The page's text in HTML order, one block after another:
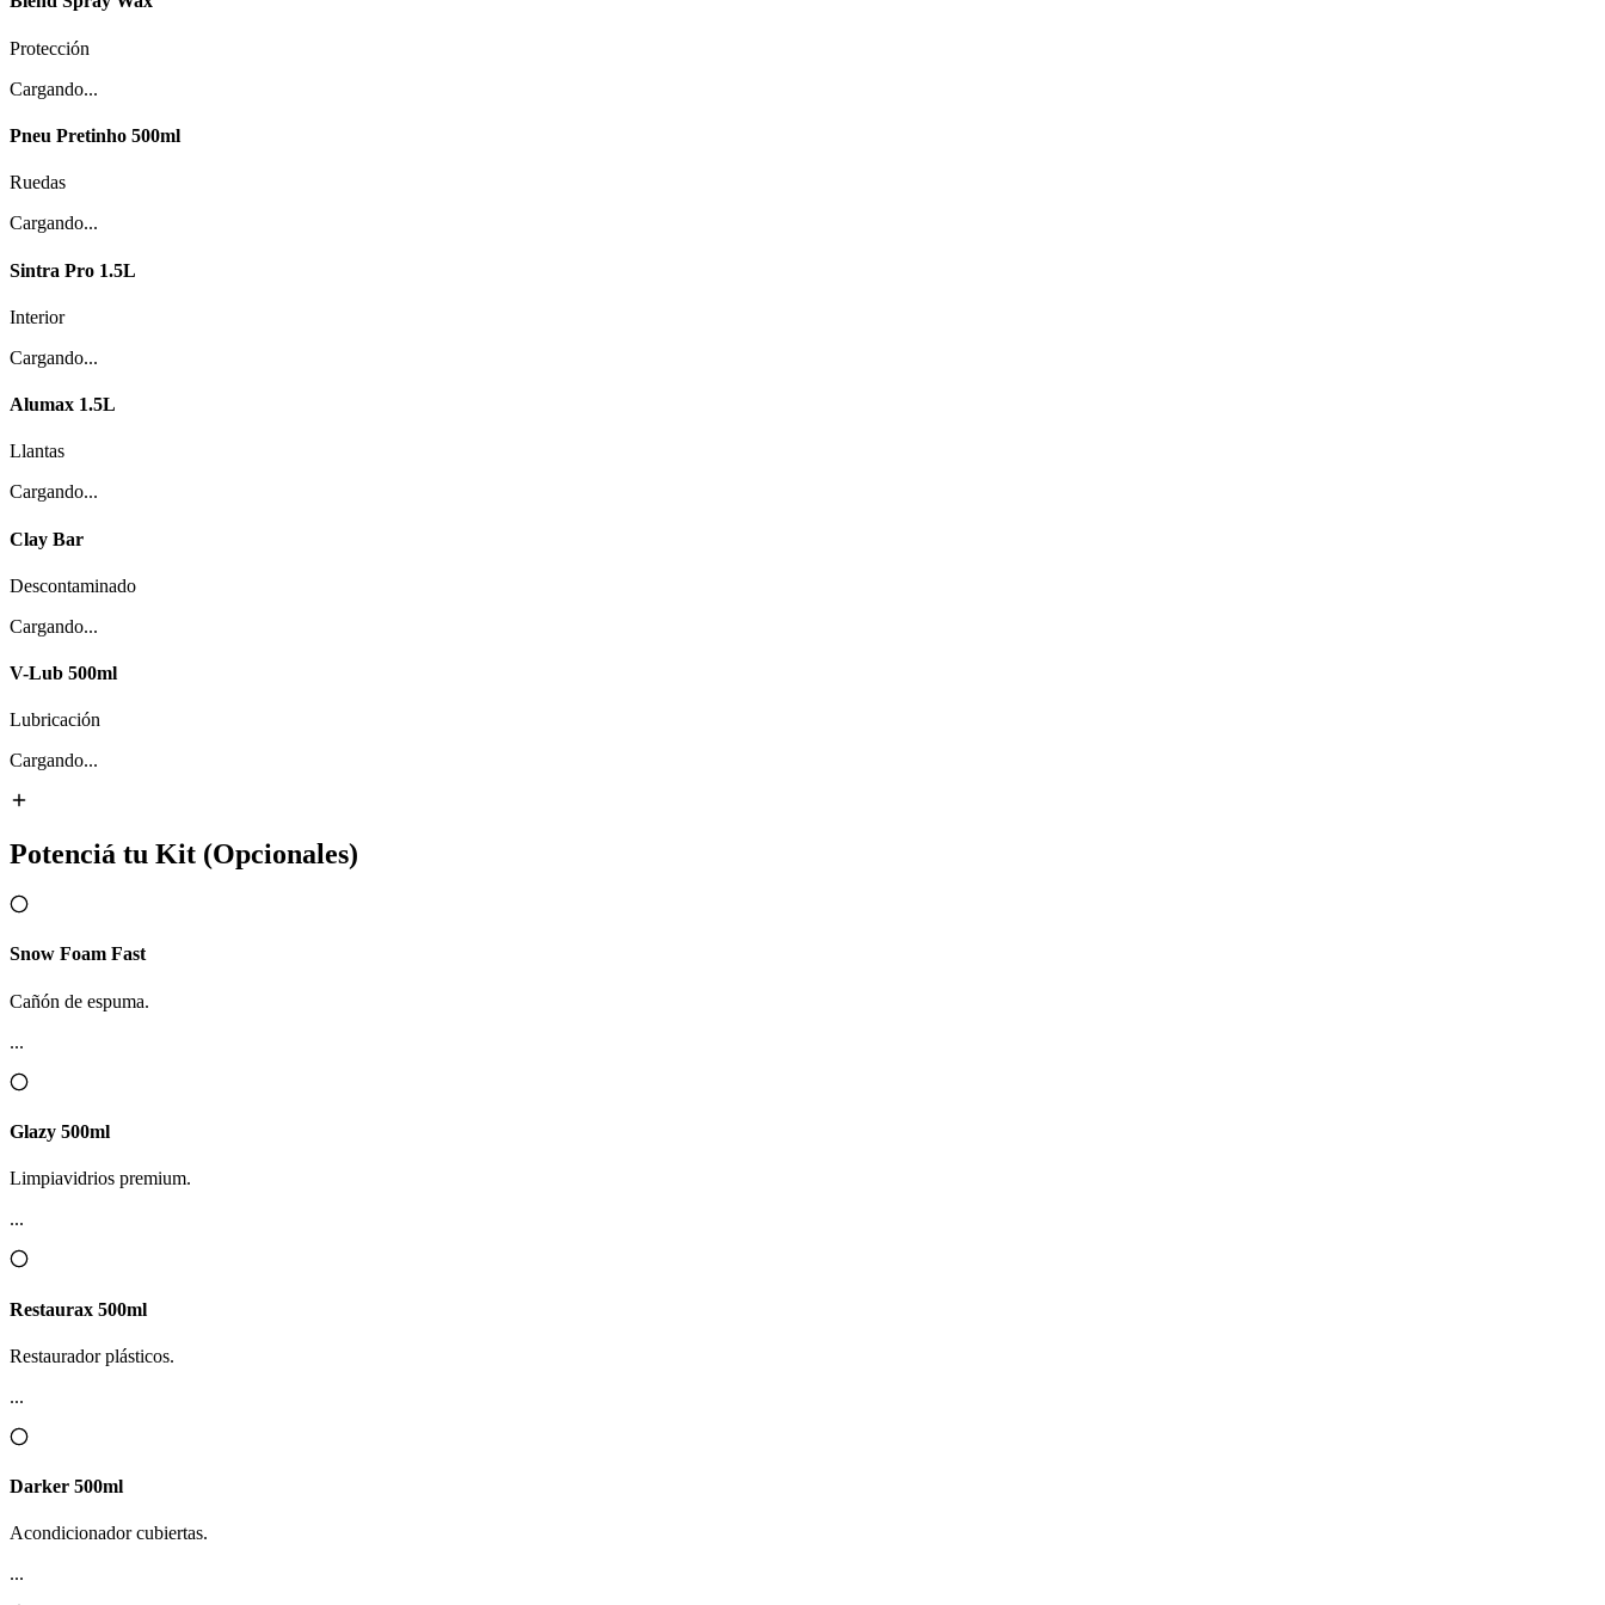
Protección
Cargando...
Pneu Pretinho 500ml
Ruedas
Cargando...
Sintra Pro 1.5L
Interior
Cargando...
Alumax 1.5L
Llantas
Cargando...
Clay Bar
Descontaminado
Cargando...
V-Lub 500ml
Lubricación
Cargando...
Potenciá tu Kit (Opcionales)
Snow Foam Fast
Cañón de espuma.
...
Glazy 500ml
Limpiavidrios premium.
...
Restaurax 500ml
Restaurador plásticos.
...
Darker 500ml
Acondicionador cubiertas.
...